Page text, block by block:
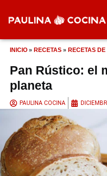
INICIO » RECETAS » RECETAS
Pan Rústico: el
planeta
PAULINA COCINA